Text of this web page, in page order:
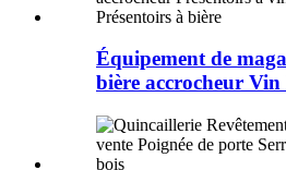
Équipement de
bière accrocheur Vin